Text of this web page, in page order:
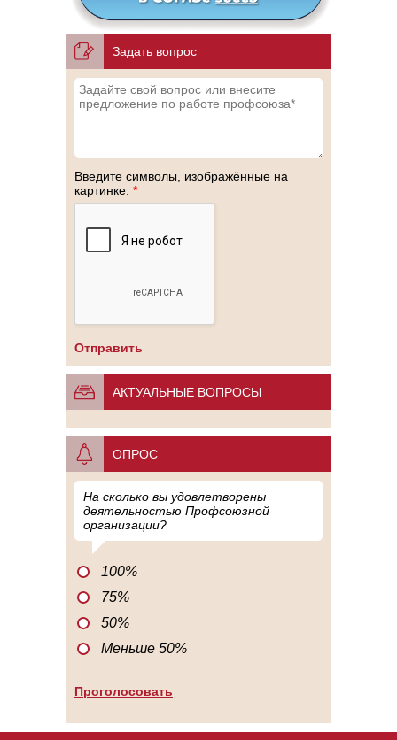
Задать вопрос
Введите символы, изображённые на
картинке: *
АКТУАЛЬНЫЕ ВОПРОСЫ
ОПРОС
На сколько вы удовлетворены
деятельностью Профсоюзной
организации?
100%
75%
50%
Меньше 50%